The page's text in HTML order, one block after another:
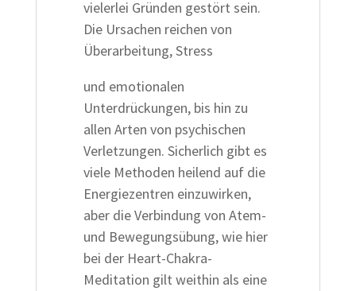
vielerlei Gründen gestört sein.
Die Ursachen reichen von
Überarbeitung, Stress
und emotionalen
Unterdrückungen, bis hin zu
allen Arten von psychischen
Verletzungen. Sicherlich gibt es
viele Methoden heilend auf die
Energiezentren einzuwirken,
aber die Verbindung von Atem-
und Bewegungsübung, wie hier
bei der Heart-Chakra-
Meditation gilt weithin als eine